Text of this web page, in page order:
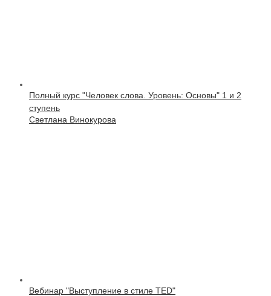
Полный курс "Человек слова. Уровень: Основы" 1 и 2
ступень
Светлана Винокурова
Вебинар "Выступление в стиле TED"